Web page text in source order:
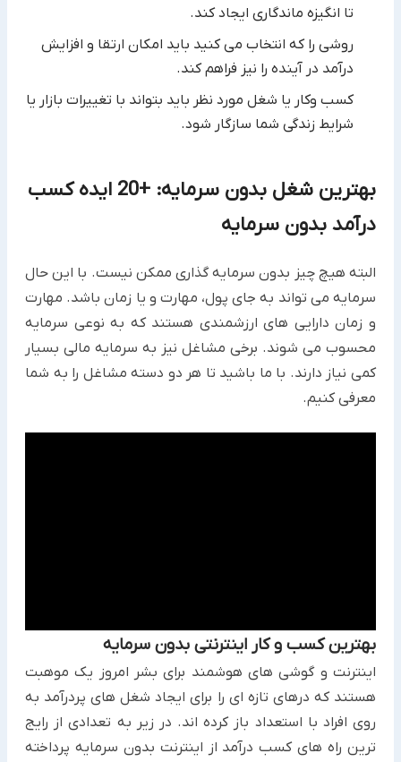
تا انگیزه ماندگاری ایجاد کند.‏
روشی را که انتخاب می کنید باید امکان ارتقا و افزایش
درآمد در آینده را نیز فراهم کند.‏
کسب وکار یا شغل مورد نظر باید بتواند با تغییرات بازار یا
شرایط زندگی شما سازگار شود.‏
بهترین شغل بدون سرمایه: +20 ایده کسب
درآمد بدون سرمایه
البته هیچ چیز بدون سرمایه گذاری ممکن نیست. با این حال
سرمایه می تواند به جای پول، مهارت و یا زمان باشد. مهارت
و ‏زمان دارایی های ارزشمندی هستند که به نوعی سرمایه
محسوب می شوند. برخی مشاغل نیز به سرمایه مالی بسیار
کمی ‏نیاز دارند. با ما باشید تا هر دو دسته مشاغل را به شما
معرفی کنیم.‏
بهترین کسب و کار اینترنتی بدون سرمایه
اینترنت و گوشی های هوشمند برای بشر امروز یک موهبت
هستند که درهای تازه ای را برای ایجاد شغل های پردرآمد ‏به
روی ‏افراد با استعداد باز کرده اند. در زیر به تعدادی از رایج
ترین راه های کسب درآمد از اینترنت بدون سرمایه پرداخته